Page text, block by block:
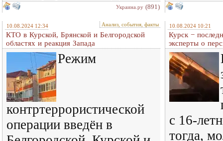
Украина.ру (891)
10.08.2024 12:34 Анализ, события, факты
КТО в Курской, Брянской и Белгородской
областях и реакция Запада
Режим
контртеррористической
операции введён в
10.08.2024 10:21
Курск −
эксперты о
с 16-
тогда,